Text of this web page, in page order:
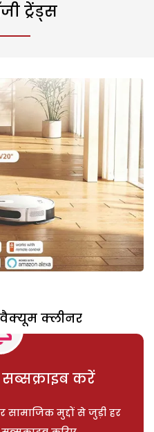
ट्रेंड्स
क्लीनर
सब्सक्राइब करें
सामाजिक मुद्दों से जुड़ी हर